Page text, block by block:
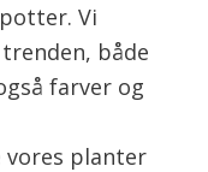
Vi
både
farver og
vores planter